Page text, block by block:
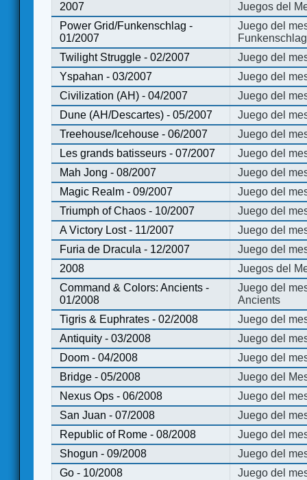
2007
Juegos del
Power Grid/Funkenschlag -
01/2007
Juego del
Twilight Struggle - 02/2007
Juego del
Yspahan - 03/2007
Juego del
Civilization (AH) - 04/2007
Juego del
Dune (AH/Descartes) - 05/2007
Juego del
Treehouse/Icehouse - 06/2007
Juego del
Les grands batisseurs - 07/2007
Juego del
Mah Jong - 08/2007
Juego del
Magic Realm - 09/2007
Juego del
Triumph of Chaos - 10/2007
Juego del
A Victory Lost - 11/2007
Juego del
Furia de Dracula - 12/2007
Juego del
2008
Juegos del
Command & Colors: Ancients -
01/2008
Juego del
Ancients
Tigris & Euphrates - 02/2008
Juego del
Antiquity - 03/2008
Juego del
Doom - 04/2008
Juego del
Bridge - 05/2008
Juego del
Nexus Ops - 06/2008
Juego del
San Juan - 07/2008
Juego del
Republic of Rome - 08/2008
Juego del
Shogun - 09/2008
Juego del
Go - 10/2008
Juego del